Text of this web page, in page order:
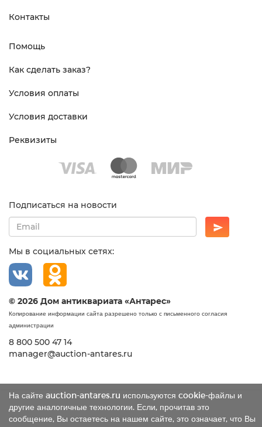
На сайте auction-antares.ru используются cookie-файлы и
другие аналогичные технологии. Если, прочитав это
сообщение, Вы остаетесь на нашем сайте, это означает, что Вы
Контакты
Помощь
Как сделать заказ?
Условия оплаты
Условия доставки
Реквизиты
Подписаться на новости
Мы в социальных сетях:
© 2026 Дом антиквариата «Антарес»
Копирование информации сайта разрешено только с письменного согласия
администрации
8 800 500 47 14
manager@auction-antares.ru